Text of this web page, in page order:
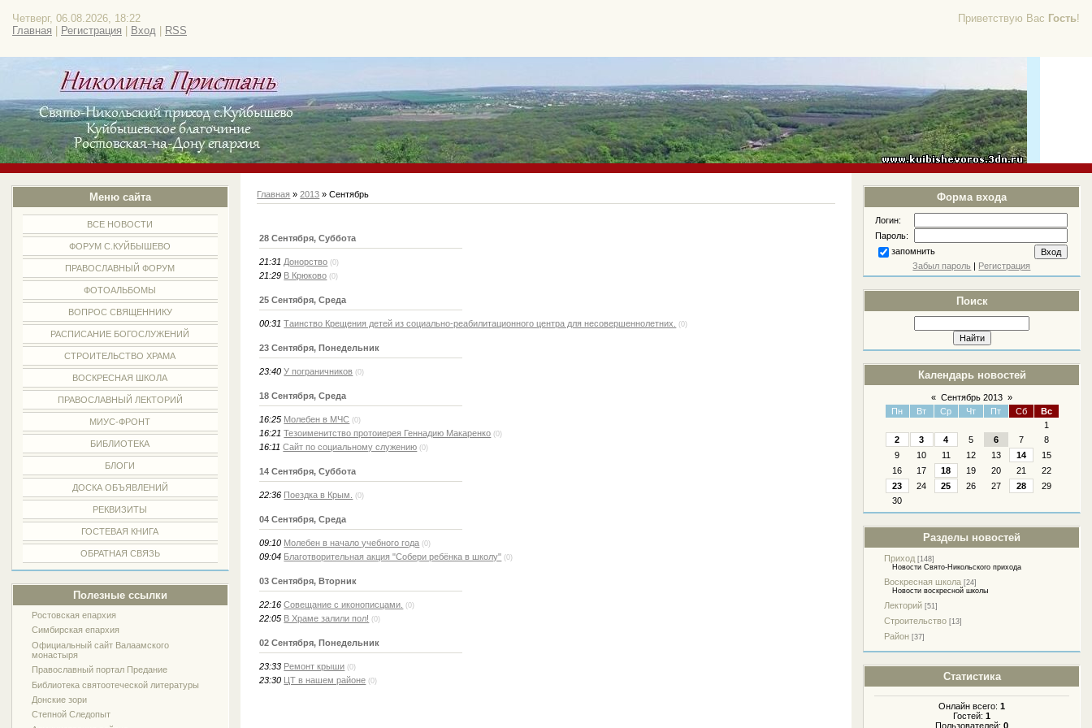
Приветствую Вас Гость!
Четверг, 06.08.2026, 18:22
Главная
Регистрация Вход RSS
Меню сайта
ВСЕ НОВОСТИ
ФОРУМ С.КУЙБЫШЕВО
ПРАВОСЛАВНЫЙ ФОРУМ
ФОТОАЛЬБОМЫ
ВОПРОС СВЯЩЕННИКУ
РАСПИСАНИЕ БОГОСЛУЖЕНИЙ
СТРОИТЕЛЬСТВО ХРАМА
ВОСКРЕСНАЯ ШКОЛА
ПРАВОСЛАВНЫЙ ЛЕКТОРИЙ
МИУС-ФРОНТ
БИБЛИОТЕКА
БЛОГИ
ДОСКА ОБЪЯВЛЕНИЙ
РЕКВИЗИТЫ
ГОСТЕВАЯ КНИГА
ОБРАТНАЯ СВЯЗЬ
Полезные ссылки
Ростовская епархия
Симбирская епархия
Официальный сайт Валаамского
монастыря
Православный портал Предание
Библиотека святоотеческой литературы
Донские зори
Степной Следопыт
Форма входа
Логин:
Пароль:
запомнить
Забыл пароль | Регистрация
Поиск
Календарь новостей
« Сентябрь 2013 »
Пн
Вт Ср Чт Пт Сб
Вс
1
2
3 4 5 6 7
8
9
10 11 12 13 14
15
16
17 18 19 20 21
22
23
24 25 26 27 28
29
30
Разделы новостей
Приход [148]
Новости Свято-Никольского прихода
Воскресная школа [24]
Новости воскресной школы
Лекторий [51]
Строительство [13]
Район [37]
Статистика
Онлайн всего:1
Гостей:1
Пользователей:0
Главная »2013 » Сентябрь
28 Сентября, Суббота
21:31 Донорство (0)
21:29 В Крюково (0)
25 Сентября, Среда
00:31 Таинство Крещения детей из социально-реабилитационного центра для несовершеннолетних. (0)
23 Сентября, Понедельник
23:40 У пограничников (0)
18 Сентября, Среда
16:25 Молебен в МЧС (0)
16:21 Тезоименитство протоиерея Геннадию Макаренко (0)
16:11 Сайт по социальному служению (0)
14 Сентября, Суббота
22:36 Поездка в Крым. (0)
04 Сентября, Среда
09:10 Молебен в начало учебного года (0)
09:04 Благотворительная акция "Собери ребёнка в школу" (0)
03 Сентября, Вторник
22:16 Совещание с иконописцами. (0)
22:05 В Храме залили пол! (0)
02 Сентября, Понедельник
23:33 Ремонт крыши (0)
23:30 ЦТ в нашем районе (0)